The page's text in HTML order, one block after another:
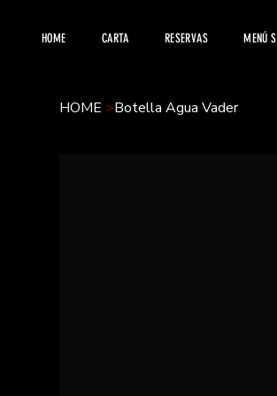
HOME CARTA RESERVAS MENÚ
HOME >Botella Agua Vader